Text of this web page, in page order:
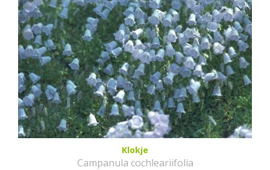
Klokje
Campanula cochleariifolia